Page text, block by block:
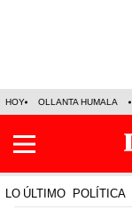
HOY OLLANTA HUMALA
LO ÚLTIMO POLÍTICA